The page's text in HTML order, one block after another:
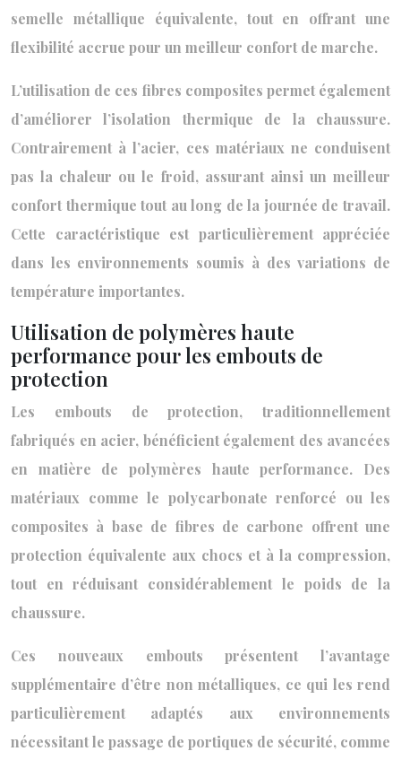
semelle métallique équivalente, tout en offrant une
flexibilité accrue pour un meilleur confort de marche.
L’utilisation de ces fibres composites permet également
d’améliorer l’isolation thermique de la chaussure.
Contrairement à l’acier, ces matériaux ne conduisent
pas la chaleur ou le froid, assurant ainsi un meilleur
confort thermique tout au long de la journée de travail.
Cette caractéristique est particulièrement appréciée
dans les environnements soumis à des variations de
température importantes.
Utilisation de polymères haute
performance pour les embouts de
protection
Les embouts de protection, traditionnellement
fabriqués en acier, bénéficient également des avancées
en matière de polymères haute performance. Des
matériaux comme le polycarbonate renforcé ou les
composites à base de fibres de carbone offrent une
protection équivalente aux chocs et à la compression,
tout en réduisant considérablement le poids de la
chaussure.
Ces nouveaux embouts présentent l’avantage
supplémentaire d’être non métalliques, ce qui les rend
particulièrement adaptés aux environnements
nécessitant le passage de portiques de sécurité, comme